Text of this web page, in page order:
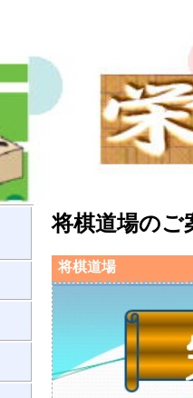
将棋道場のご
将棋道場